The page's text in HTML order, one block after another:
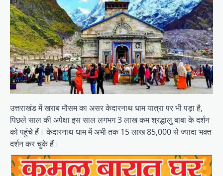
उत्तराखंड में खराब मौसम का असर केदारनाथ धाम यात्रा पर भी पड़ा है,
पिछले साल की अपेक्षा इस साल लगभग 3 लाख कम श्रद्धालु बाबा के दर्शन
को पहुंचे हैं। केदारनाथ धाम में अभी तक 15 लाख 85,000 से ज्यादा भक्त
दर्शन कर चुके हैं।